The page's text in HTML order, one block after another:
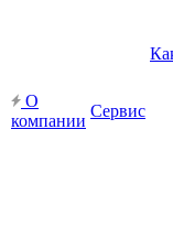
О
компании
Сервис